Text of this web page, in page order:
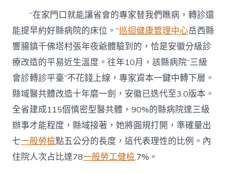
檢
項
目
近
安
康
焦
點
目
標
連
續
向
好〉
“在家門口就能讓省會的專家替我們瞧病，轉診還
能提早約好縣病院的床位。”巡迴健康管理中心岳西縣
響腸鎮千佛塔村張年夜爺體驗到的，恰是安徽分級診
療改造的平易近生溫度。往年10月，該縣病院“三級
會診轉診平臺”不花錢上線，專家資本一鍵中轉下層。
縣域醫共體改造十年磨一劍，安徽已迭代至3.0版本。
全省建成115個慎密型醫共體，90%的縣病院達三級
辦事才能程度，縣域接著，她將圓規打開，準確量出
七一般勞檢點五公分的長度，這代表理性的比例。內
住院人次占比達78一般勞工健檢.7%。